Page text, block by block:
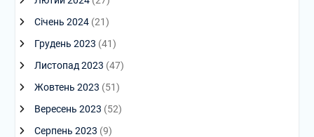
Січень 2024(21)
Грудень 2023 (41)
Листопад 2023 (47)
Жовтень 2023 (51)
Вересень 2023 (52)
Серпень 2023 (9)